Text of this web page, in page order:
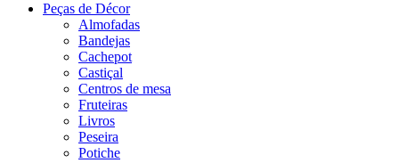
Peças de Décor
Almofadas
Bandejas
Cachepot
Castiçal
Centros de mesa
Fruteiras
Livros
Peseira
Potiche